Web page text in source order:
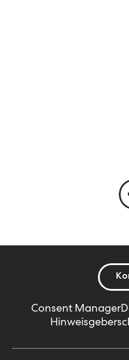
Consent Manager